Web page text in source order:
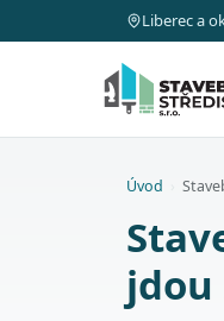
Liberec a
Úvod
jdou